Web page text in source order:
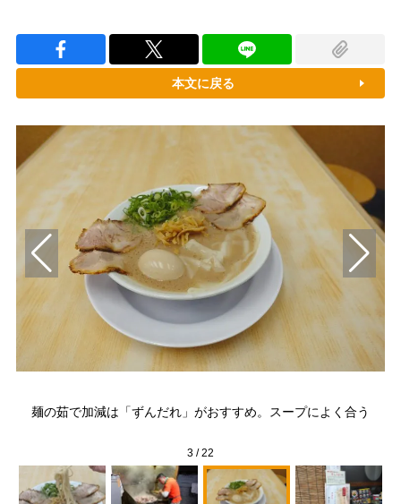
本文に戻る
麺の茹で加減は「ずんだれ」がおすすめ。スープによく合う
3 /22